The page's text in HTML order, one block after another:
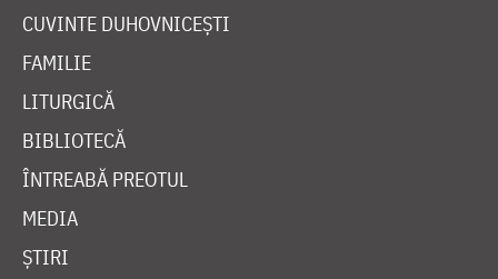
CUVINTE DUHOVNICEȘTI
FAMILIE
LITURGICĂ
BIBLIOTECĂ
ÎNTREABĂ PREOTUL
MEDIA
ȘTIRI